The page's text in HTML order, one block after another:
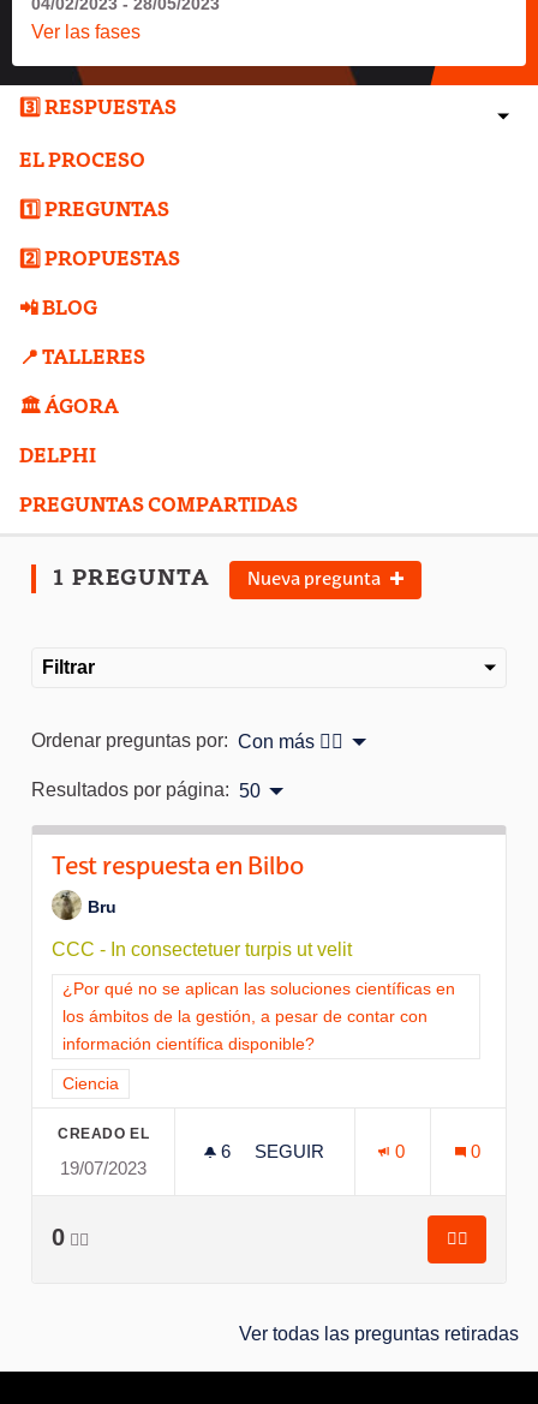
04/02/2023 - 28/05/2023
Ver las fases
3️⃣ RESPUESTAS
EL PROCESO
1️⃣ PREGUNTAS
2️⃣ PROPUESTAS
📲 BLOG
📍 TALLERES
🏛️ ÁGORA
DELPHI
PREGUNTAS COMPARTIDAS
1 PREGUNTA Nueva pregunta
Filtrar
Ordenar preguntas por: Con más 👍🏽
Resultados por página: 50
Test respuesta en Bilbo
Bru
CCC - In consectetuer turpis ut velit
Resultados al filtrar por la categoría: ¿Por qué no se aplican
¿Por qué no se aplican las soluciones científicas en
los ámbitos de la gestión, a pesar de contar con
información científica disponible?
Resultados al filtrar por el tema: Ciencia
Ciencia
CREADO EL
19/07/2023
6 6 SEGUIDORAS
SEGUIR
0 0
0 👍🏽
👍🏽
Ver todas las preguntas retiradas